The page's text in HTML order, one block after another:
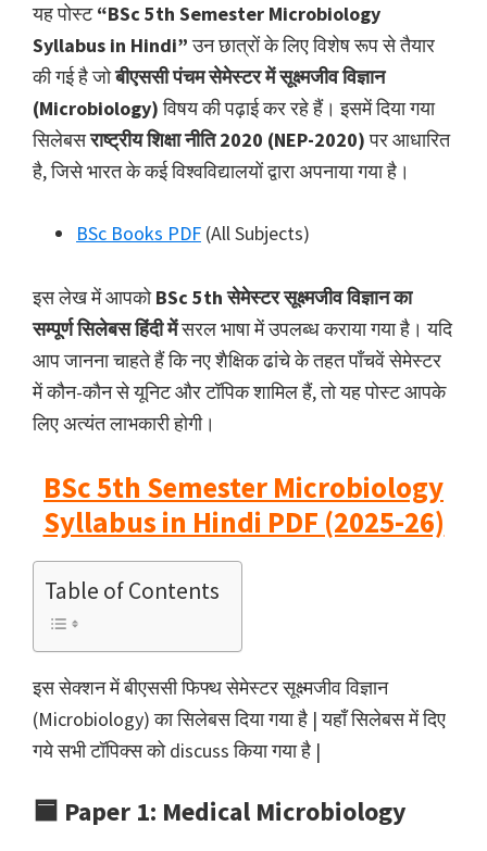
यह पोस्ट“BSc 5th Semester Microbiology
Syllabus in Hindi”उन छात्रों के लिए विशेष रूप से तैयार
की गई है जोबीएससी पंचम सेमेस्टर में सूक्ष्मजीव विज्ञान
(Microbiology)विषय की पढ़ाई कर रहे हैं। इसमें दिया गया
सिलेबसराष्ट्रीय शिक्षा नीति 2020 (NEP-2020)पर आधारित
है, जिसे भारत के कई विश्वविद्यालयों द्वारा अपनाया गया है।
BSc Books PDF (All Subjects)
इस लेख में आपकोBSc 5th सेमेस्टर सूक्ष्मजीव विज्ञान का
सम्पूर्ण सिलेबस हिंदी मेंसरल भाषा में उपलब्ध कराया गया है। यदि
आप जानना चाहते हैं कि नए शैक्षिक ढांचे के तहत पाँचवें सेमेस्टर
में कौन-कौन से यूनिट और टॉपिक शामिल हैं, तो यह पोस्ट आपके
लिए अत्यंत लाभकारी होगी।
BSc 5th Semester Microbiology
Syllabus in Hindi PDF (2025-26)
Table of Contents
इस सेक्शन में बीएससी फिफ्थ सेमेस्टर सूक्ष्मजीव विज्ञान
(Microbiology) का सिलेबस दिया गया है | यहाँ सिलेबस में दिए
गये सभी टॉपिक्स को discuss किया गया है |
🟦 Paper 1: Medical Microbiology